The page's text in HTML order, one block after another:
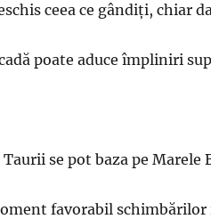
ceea ce gândiţi, chiar
poate aduce împliniri
se pot baza pe Marele
favorabil